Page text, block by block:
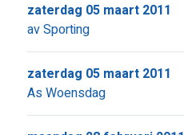
av Sporting
zaterdag 05 maart 2011
As Woensdag
zaterdag 05 maart 2011